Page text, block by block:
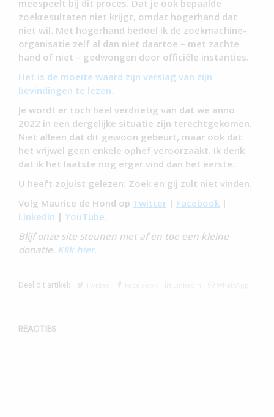
meespeelt bij dit proces. Dat je ook bepaalde
zoekresultaten niet krijgt, omdat hogerhand dat
niet wil. Met hogerhand bedoel ik de zoekmachine-
organisatie zelf al dan niet daartoe – met zachte
hand of niet – gedwongen door officiële instanties.
Het is de moeite waard zijn verslag van zijn
bevindingen te lezen.
Je wordt er toch heel verdrietig van dat we anno
2022 in een dergelijke situatie zijn terechtgekomen.
Niet alleen dat dit gewoon gebeurt, maar ook dat
het vrijwel geen enkele ophef veroorzaakt. Ik denk
dat ik het laatste nog erger vind dan het eerste.
U heeft zojuist gelezen: Zoek en gij zult niet vinden.
Volg Maurice de Hond op Twitter | Facebook |
LinkedIn | YouTube.
Blijf onze site steunen met af en toe een kleine
donatie. Klik hier.
Deel dit artikel:
REACTIES